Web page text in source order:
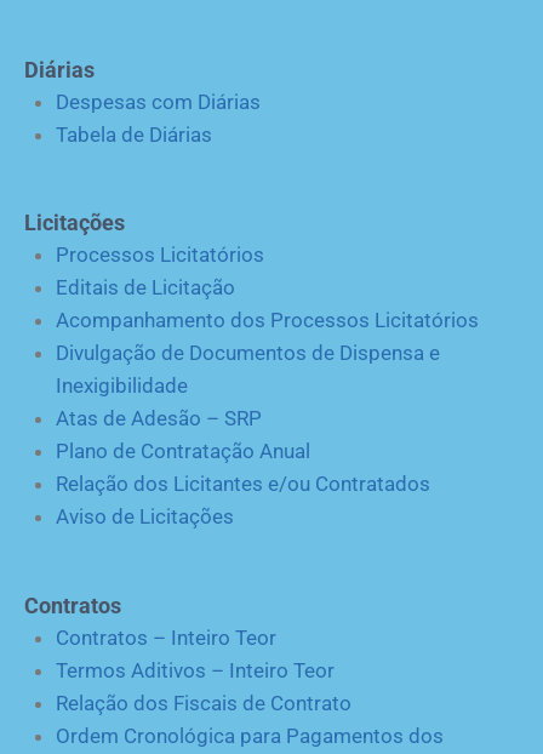
Diárias
Despesas com Diárias
Tabela de Diárias
Licitações
Processos Licitatórios
Editais de Licitação
Acompanhamento dos Processos Licitatórios
Divulgação de Documentos de Dispensa e
Inexigibilidade
Atas de Adesão – SRP
Plano de Contratação Anual
Relação dos Licitantes e/ou Contratados
Aviso de Licitações
Contratos
Contratos – Inteiro Teor
Termos Aditivos – Inteiro Teor
Relação dos Fiscais de Contrato
Ordem Cronológica para Pagamentos dos